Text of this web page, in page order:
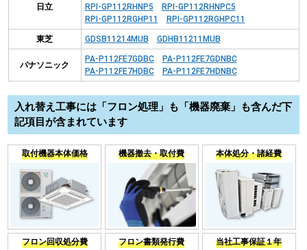
日立
RPI-GP112RHNP5
RPI-GP112RHNPC5
RPI-GP112RGHP11
RPI-GP112RGHPC11
東芝 GDSB11214MUB GDHB11211MUB
パナソニック
PA-P112FE7GDBC
PA-P112FE7GDNBC
PA-P112FE7HDBC
PA-P112FE7HDNBC
入れ替え工事には「フロン処理」も「機器廃棄」も含んだ下
記項目が含まれています
取付機器本体価格 機器撤去・取付費 本体処分・諸経費
フロン回収処分費 フロン書類発行費 当社工事保証１年